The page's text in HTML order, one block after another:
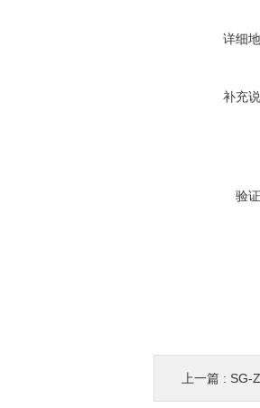
详细
补充
验
上一篇 : SG-